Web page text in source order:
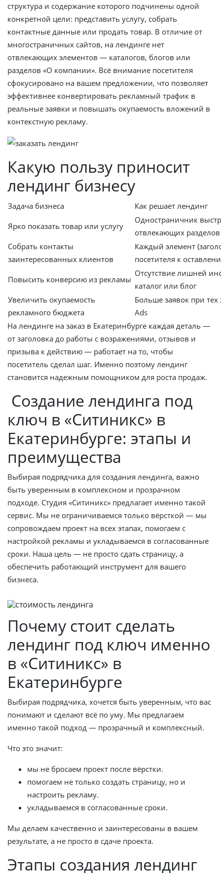
структура и содержание которого подчинены одной
конкретной цели: представить услугу, собрать
контактные данные или продать товар. В отличие от
многостраничных сайтов, на лендинге нет
отвлекающих элементов — каталогов, блогов или
разделов «О компании». Всё внимание посетителя
сфокусировано на вашем предложении, что позволяет
эффективнее конвертировать рекламный трафик в
реальные заявки и повышать окупаемость вложений в
контекстную рекламу.
Какую пользу приносит
лендинг бизнесу
Задача бизнеса Как решает лендинг
Ярко показать товар или услугу
Одностраничник
отвлекающих разделов
Собрать контакты
заинтересованных клиентов
Каждый элемент
посетителя к
Повысить конверсию из рекламы
Отсутствие лишней
каталог или блог
Увеличить окупаемость
рекламного бюджета
Больше заявок при
Ads
На лендинге на заказ в Екатеринбурге каждая деталь —
от заголовка до работы с возражениями, отзывов и
призыва к действию — работает на то, чтобы
посетитель сделал шаг. Именно поэтому лендинг
становится надежным помощником для роста продаж.
Создание лендинга под
ключ в «Ситиникс» в
Екатеринбурге: этапы и
преимущества
Выбирая подрядчика для создания лендинга, важно
быть уверенным в комплексном и прозрачном
подходе. Студия «Ситиникс» предлагает именно такой
сервис. Мы не ограничиваемся только вёрсткой — мы
сопровождаем проект на всех этапах, помогаем с
настройкой рекламы и укладываемся в согласованные
сроки. Наша цель — не просто сдать страницу, а
обеспечить работающий инструмент для вашего
бизнеса.
Почему стоит сделать
лендинг под ключ именно
в «Ситиникс» в
Екатеринбурге
Выбирая подрядчика, хочется быть уверенным, что вас
понимают и сделают всё по уму. Мы предлагаем
именно такой подход — прозрачный и комплексный.
Что это значит:
мы не бросаем проект после вёрстки.
помогаем не только создать страницу, но и
настроить рекламу.
укладываемся в согласованные сроки.
Мы делаем качественно и заинтересованы в вашем
результате, а не просто в сдаче проекта.
Этапы создания лендинг